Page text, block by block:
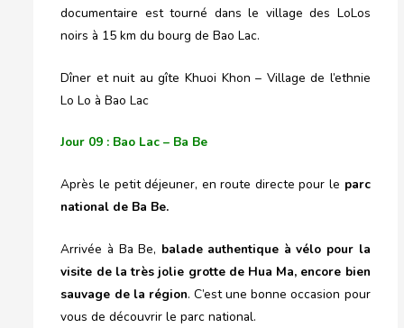
documentaire est tourné dans le village des LoLos
noirs à 15 km du bourg de Bao Lac.
Dîner et nuit au gîte Khuoi Khon – Village de l’ethnie
Lo Lo à Bao Lac
Jour 09 : Bao Lac – Ba Be
Après le petit déjeuner, en route directe pour le parc
national de Ba Be.
Arrivée à Ba Be, balade authentique à vélo pour la
visite de la très jolie grotte de Hua Ma, encore bien
sauvage de la région. C’est une bonne occasion pour
vous de découvrir le parc national.